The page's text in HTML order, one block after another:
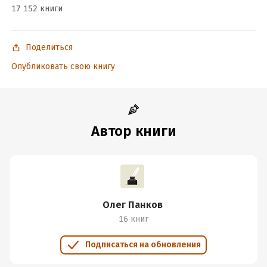
Дата написания:
Год издания: 2025
17 152 книги
Поделиться
Опубликовать свою книгу
Автор книги
Олег Панков
16 книг
Подписаться на обновления